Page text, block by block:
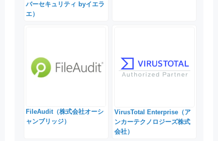
バーセキュリティ byイエラ
エ）
FileAudit（株式会社オーシ
ャンブリッジ）
VirusTotal Enterprise（ア
ンカーテクノロジーズ株式
会社）